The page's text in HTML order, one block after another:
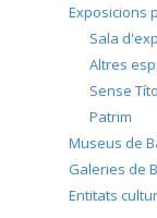
Exposicions
Sala
Altres
Sense
Patrim
Museus de
Galeries de
Entitats